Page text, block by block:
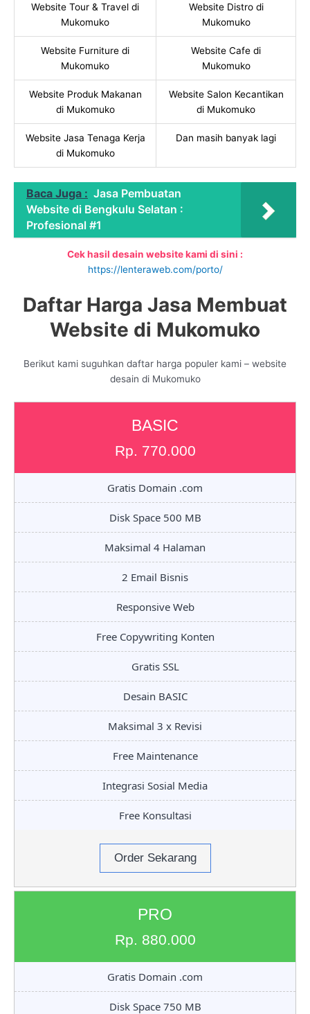
Website Tour & Travel di
Mukomuko
Website Distro di
Mukomuko
Website Furniture di
Mukomuko
Website Cafe di
Mukomuko
Website Produk Makanan
di Mukomuko
Website Salon Kecantikan
di Mukomuko
Website Jasa Tenaga Kerja
di Mukomuko
Dan masih banyak lagi
Baca Juga : Jasa Pembuatan
Website di Bengkulu Selatan :
Profesional #1
Cek hasil desain website kami di sini :
https://lenteraweb.com/porto/
Daftar Harga Jasa Membuat
Website di Mukomuko
Berikut kami suguhkan daftar harga populer kami – website
desain di Mukomuko
BASIC
Rp. 770.000
Gratis Domain .com
Disk Space 500 MB
Maksimal 4 Halaman
2 Email Bisnis
Responsive Web
Free Copywriting Konten
Gratis SSL
Desain BASIC
Maksimal 3 x Revisi
Free Maintenance
Integrasi Sosial Media
Free Konsultasi
Order Sekarang
PRO
Rp. 880.000
Gratis Domain .com
Disk Space 750 MB